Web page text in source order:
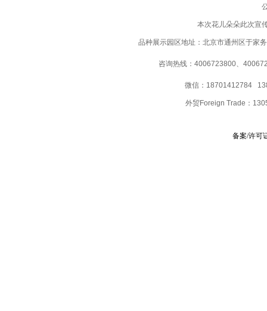
本次花儿朵朵此次宣
品种展示园区地址：北京市通州区于家
咨询热线：4006723800、
微信：18701412784
外贸Foreign Trade：
备案/许可